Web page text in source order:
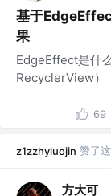
基于
果
EdgeEffect是什
RecyclerView）
69
z1zzhyluojin 赞了
方大可